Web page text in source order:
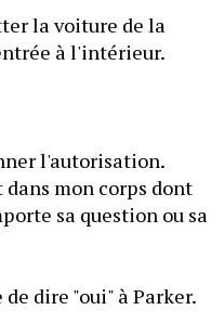
la voiture de la
à l'intérieur.
l'autorisation.
mon corps dont
sa question ou sa
dire "oui" à Parker.